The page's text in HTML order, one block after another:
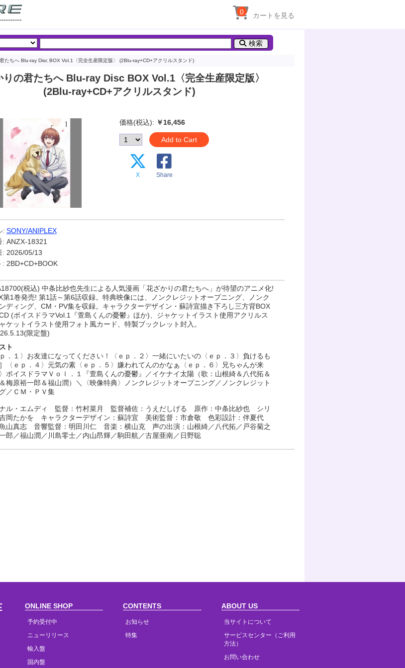
カートを見る
0
検索
たちへ Blu-ray Disc BOX Vol.1〈完全生産限定版〉 (2Blu-ray+CD+アクリルスタンド)
りの君たちへ Blu-ray Disc BOX Vol.1〈完全生産限定版〉
(2Blu-ray+CD+アクリルスタンド)
価格(税込): ￥16,456
Add to Cart
X Share
: SONY/ANIPLEX
: ANZX-18321
: 2026/05/13
: 2BD+CD+BOOK
税込) 中条比紗也先生による人気漫画「花ざかりの君たちへ」が待望のアニメ化!
第1巻発売! 第1話～第6話収録。特典映像には、ノンクレジットオープニング、ノンク
ディング、CM・PV集を収録。キャラクターデザイン・蘇詩宜描き下ろし三方背BOX
(ボイスドラマVol.1『萱島くんの憂鬱』ほか)、ジャケットイラスト使用アクリルス
ケットイラスト使用フォト風カード、特製ブックレット封入。
限定盤)
ト
ｐ．１〉お友達になってください！〈ｅｐ．２〉一緒にいたいの〈ｅｐ．３〉負けるも
〈ｅｐ．４〉元気の素〈ｅｐ．５〉嫌われてんのかなぁ〈ｅｐ．６〉兄ちゃんが来
ボイスドラマＶｏｌ．１『萱島くんの憂鬱』／イケナイ太陽（歌：山根綺＆八代拓＆
梅原裕一郎＆福山潤）＼〈映像特典〉ノンクレジットオープニング／ノンクレジット
／ＣＭ・ＰＶ集
ル・エムディ 監督：竹村菜月 監督補佐：うえだしげる 原作：中条比紗也 シリ
岡たかを キャラクターデザイン：蘇詩宜 美術監督：市倉敬 色彩設計：伴夏代
山真志 音響監督：明田川仁 音楽：横山克 声の出演：山根綺／八代拓／戸谷菊之
郎／福山潤／川島零士／内山昂輝／駒田航／古屋亜南／日野聡
ONLINE SHOP
予約受付中
ニューリリース
輸入盤
国内盤
CONTENTS
お知らせ
特集
ABOUT US
当サイトについて
サービスセンター（ご利用
方法）
お問い合わせ